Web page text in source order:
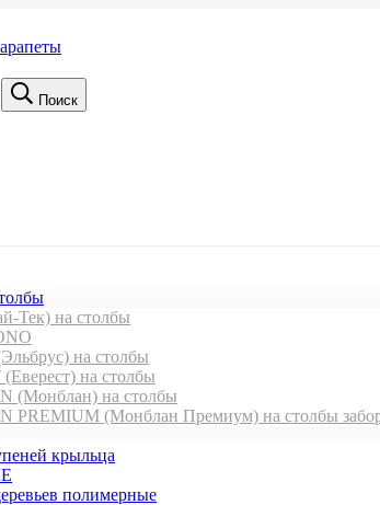
Поиск
Тек) на столбы
на столбы
на столбы
(Монблан) на столбы
PREMIUM (Монблан Премиум) на столбы
крыльца
полимерные